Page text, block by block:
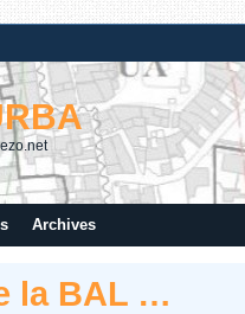
Archives
la BAL …